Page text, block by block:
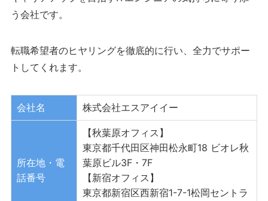
う会社です。
転職希望者のヒヤリングを徹底的に行い、全力でサポー
トしてくれます。
会社名 株式会社エスアイイー
所在地・電
話番号
【秋葉原オフィス】
東京都千代田区神田松永町18 ビオレ秋
葉原ビル3F・7F
【新宿オフィス】
東京都新宿区西新宿1-7-1松岡セントラ